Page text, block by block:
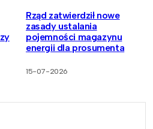
Rząd zatwierdził nowe
zasady ustalania
pojemności magazynu
energii dla prosumenta
15-07-2026